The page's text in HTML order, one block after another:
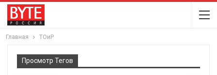
Главная ТОиР
Просмотр Тегов